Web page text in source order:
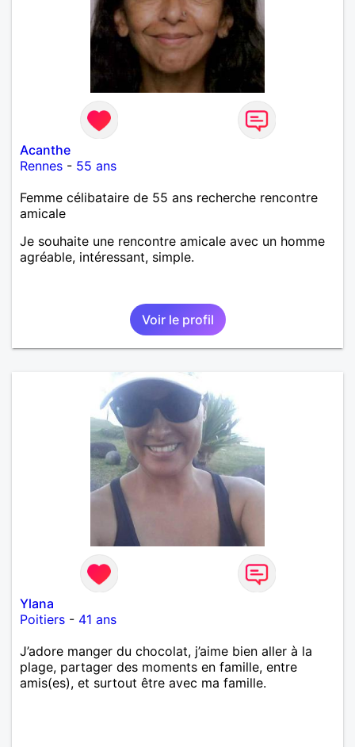
Acanthe
Rennes - 55 ans
Femme célibataire de 55 ans recherche rencontre
amicale
Je souhaite une rencontre amicale avec un homme
agréable, intéressant, simple.
Voir le profil
Ylana
Poitiers - 41 ans
J’adore manger du chocolat, j’aime bien aller à la
plage, partager des moments en famille, entre
amis(es), et surtout être avec ma famille.